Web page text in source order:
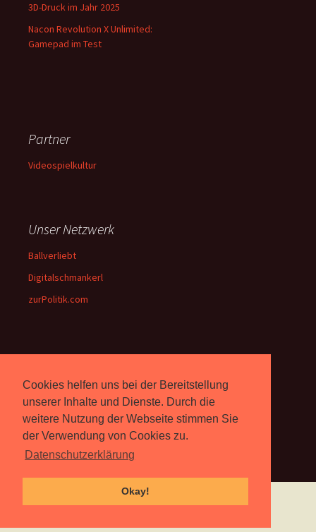
Cookies helfen uns bei der Bereitstellung
unserer Inhalte und Dienste. Durch die
weitere Nutzung der Webseite stimmen Sie
der Verwendung von Cookies zu.
Datenschutzerklärung
Okay!
3D-Druck im Jahr 2025
Nacon Revolution X Unlimited:
Gamepad im Test
Partner
Videospielkultur
Unser Netzwerk
Ballverliebt
Digitalschmankerl
zurPolitik.com
Rebell.atberichtet seit 2003
unabhängig über Computer-
und Videospiele. (Impressum)